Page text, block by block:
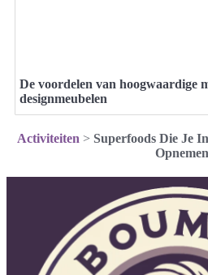
De voordelen van hoogwaardige
designmeubelen
Activiteiten > Superfoods Die Je
Opnemen